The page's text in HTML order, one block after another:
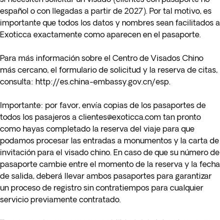
español o con llegadas a partir de 2027). Por tal motivo, es
importante que todos los datos y nombres sean facilitados a
Exoticca exactamente como aparecen en el pasaporte.
Para más información sobre el Centro de Visados Chino
más cercano, el formulario de solicitud y la reserva de citas,
consulta: http://es.china-embassy.gov.cn/esp.
Importante: por favor, envía copias de los pasaportes de
todos los pasajeros a clientes@exoticca.com tan pronto
como hayas completado la reserva del viaje para que
podamos procesar las entradas a monumentos y la carta de
invitación para el visado chino. En caso de que su número de
pasaporte cambie entre el momento de la reserva y la fecha
de salida, deberá llevar ambos pasaportes para garantizar
un proceso de registro sin contratiempos para cualquier
servicio previamente contratado.